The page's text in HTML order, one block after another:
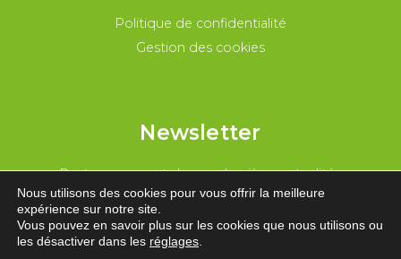
Politique de confidentialité
Gestion des cookies
Newsletter
Reste au courant de nos dernières actualités
REJOINS-NOUS !
Nous utilisons des cookies pour vous offrir la meilleure
expérience sur notre site.
Vous pouvez en savoir plus sur les cookies que nous utilisons ou
les désactiver dans les réglages